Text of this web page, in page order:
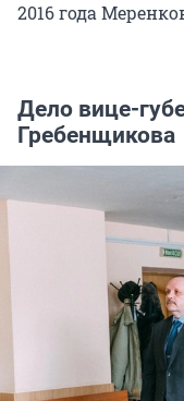
2016 года
Дело вице-
Гребенщикова